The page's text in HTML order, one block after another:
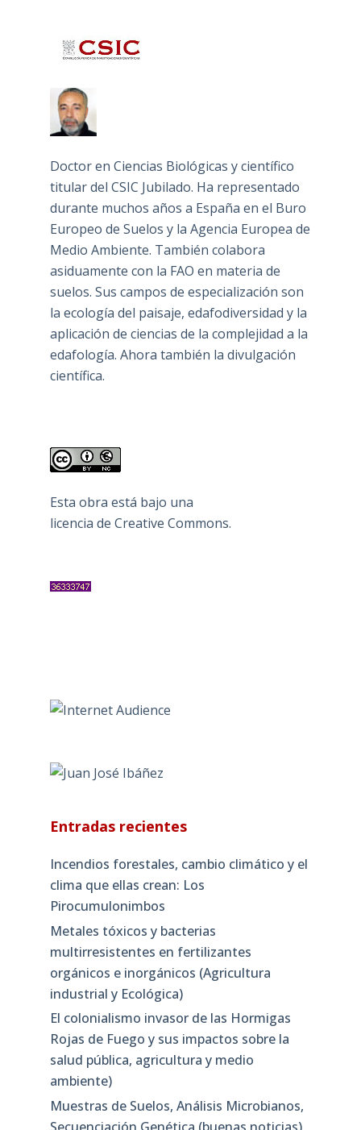
Doctor en Ciencias Biológicas y científico
titular del CSIC Jubilado. Ha representado
durante muchos años a España en el Buro
Europeo de Suelos y la Agencia Europea de
Medio Ambiente. También colabora
asiduamente con la FAO en materia de
suelos. Sus campos de especialización son
la ecología del paisaje, edafodiversidad y la
aplicación de ciencias de la complejidad a la
edafología. Ahora también la divulgación
científica.
Esta obra está bajo una
licencia de Creative Commons.
Entradas recientes
Incendios forestales, cambio climático y el
clima que ellas crean: Los
Pirocumulonimbos
Metales tóxicos y bacterias
multirresistentes en fertilizantes
orgánicos e inorgánicos (Agricultura
industrial y Ecológica)
El colonialismo invasor de las Hormigas
Rojas de Fuego y sus impactos sobre la
salud pública, agricultura y medio
ambiente)
Muestras de Suelos, Análisis Microbianos,